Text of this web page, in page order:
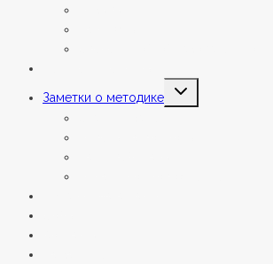
Заметки о методике
Переключить
дочернее